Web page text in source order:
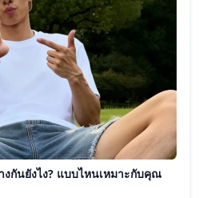
กันยังไง? แบบไหนเหมาะกับคุณ